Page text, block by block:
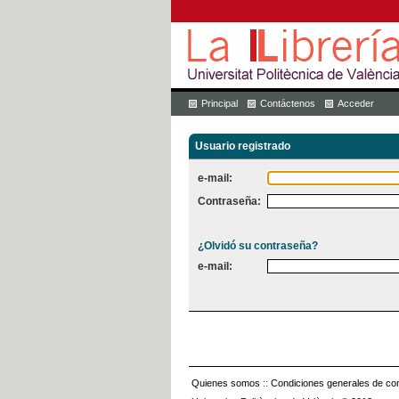
Principal Contáctenos Acceder
Usuario registrado
e-mail:
Contraseña:
¿Olvidó su contraseña?
e-mail:
Quienes somos :: Condiciones generales de